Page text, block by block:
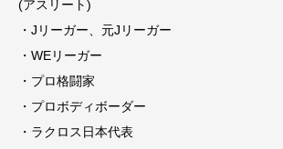
(アスリート)
・Jリーガー、元Jリーガー
・WEリーガー
・プロ格闘家
・プロボディボーダー
・ラクロス日本代表